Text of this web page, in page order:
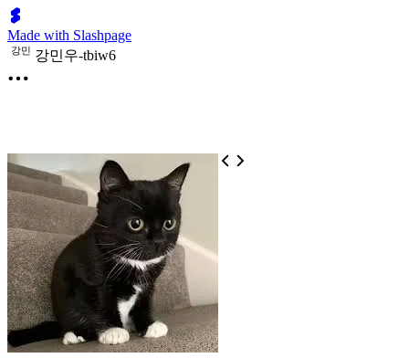
Made with Slashpage
강민 강민우-tbiw6